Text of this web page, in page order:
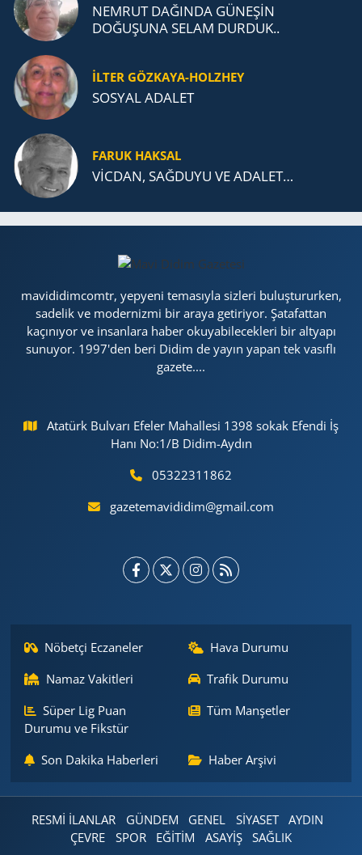
NEMRUT DAĞINDA GÜNEŞİN
DOĞUŞUNA SELAM DURDUK..
İLTER GÖZKAYA-HOLZHEY
SOSYAL ADALET
FARUK HAKSAL
VİCDAN, SAĞ­DU­YU VE ADA­LET…
mavididimcomtr, yepyeni temasıyla sizleri buluştururken,
sadelik ve modernizmi bir araya getiriyor. Şatafattan
kaçınıyor ve insanlara haber okuyabilecekleri bir altyapı
sunuyor. 1997'den beri Didim de yayın yapan tek vasıflı
gazete....
Atatürk Bulvarı Efeler Mahallesi 1398 sokak Efendi İş
Hanı No:1/B Didim-Aydın
05322311862
gazetemavididim@gmail.com
Nöbetçi Eczaneler
Hava Durumu
Namaz Vakitleri
Trafik Durumu
Süper Lig Puan
Durumu ve Fikstür
Tüm Manşetler
Son Dakika Haberleri Haber Arşivi
RESMİ İLANLAR GÜNDEM GENEL SİYASET
AYDIN
ÇEVRE
SPOR EĞİTİM ASAYİŞ SAĞLIK